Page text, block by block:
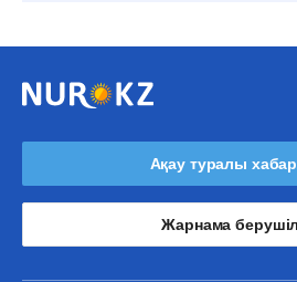
Ақау туралы
Жарнама